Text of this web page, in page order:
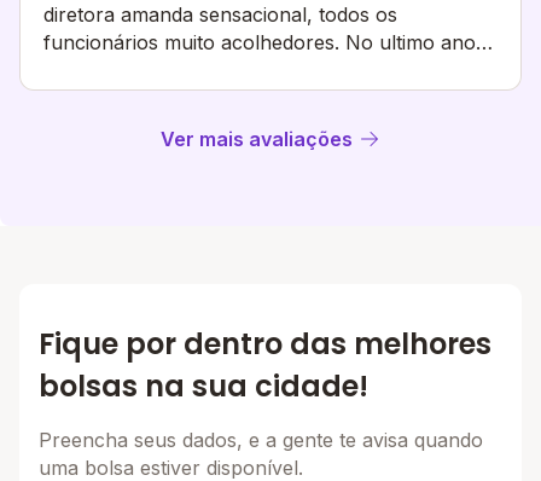
diretora amanda sensacional, todos os
funcionários muito acolhedores. No ultimo ano
colégio.
Ver mais avaliações
Fique por dentro das melhores
bolsas na sua cidade!
Preencha seus dados, e a gente te avisa quando
uma bolsa estiver disponível.